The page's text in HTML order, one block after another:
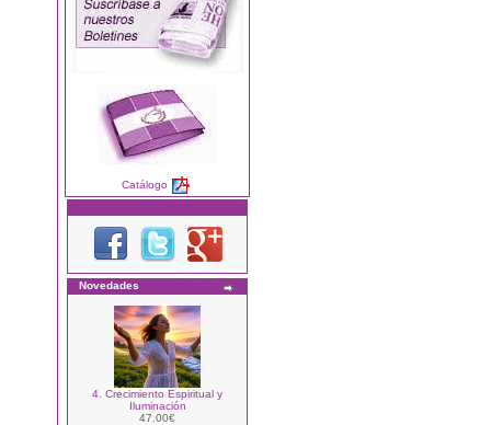
Catálogo
Novedades
4. Crecimiento Espiritual y
Iluminación
47.00€